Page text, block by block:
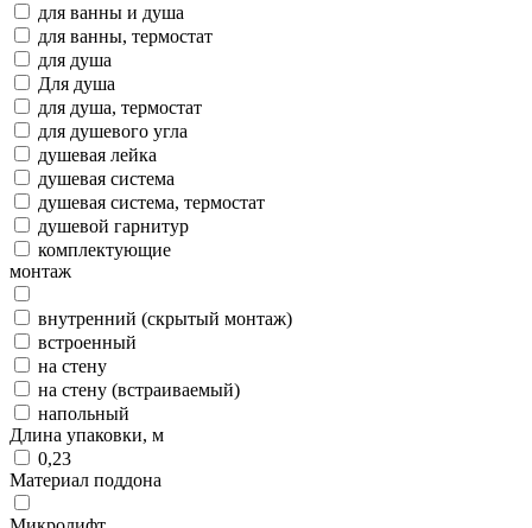
для ванны и душа
для ванны, термостат
для душа
Для душа
для душа, термостат
для душевого угла
душевая лейка
душевая система
душевая система, термостат
душевой гарнитур
комплектующие
монтаж
внутренний (скрытый монтаж)
встроенный
на стену
на стену (встраиваемый)
напольный
Длина упаковки, м
0,23
Материал поддона